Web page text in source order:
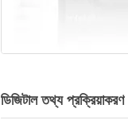
ডিজিটাল তথ্য প্রক্রিয়াকরণ